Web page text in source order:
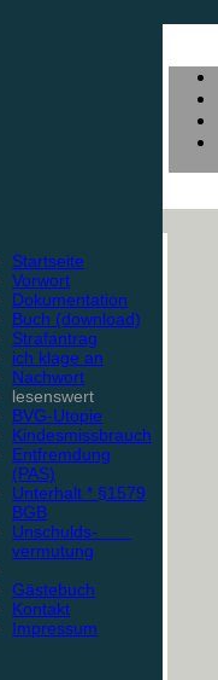
Startseite
Vorwort
Dokumentation
Buch (download)
Strafantrag
ich klage an
Nachwort
lesenswert
BVG-Utopie
Kindesmissbrauch
Entfremdung
(PAS)
Unterhalt * §1579
BGB
Unschulds-
vermutung
Gästebuch
Kontakt
Impressum